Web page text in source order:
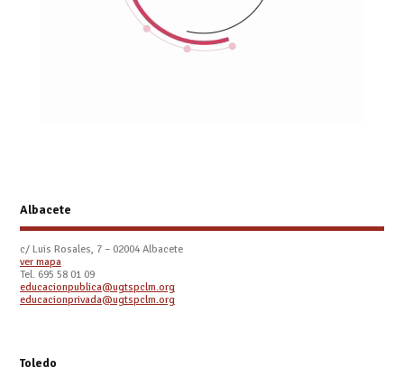
Albacete
c/ Luis Rosales, 7 – 02004 Albacete
ver mapa
Tel. 695 58 01 09
educacionpublica@ugtspclm.org
educacionprivada@ugtspclm.org
Toledo